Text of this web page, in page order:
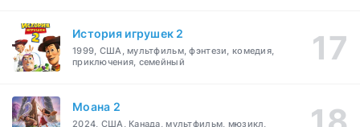
История игрушек 2
1999, США, мультфильм, фэнтези, комедия,
приключения, семейный
Моана 2
2024, США, Канада, мультфильм, мюзикл,